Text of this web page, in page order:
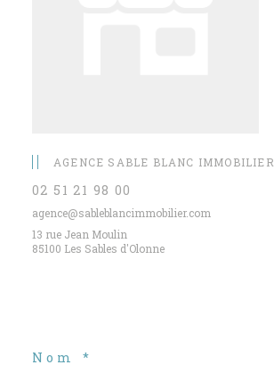
AGENCE SABLE BLANC IMMOBILIER
02 51 21 98 00
agence@sableblancimmobilier.com
13 rue Jean Moulin
85100 Les Sables d'Olonne
Nom *